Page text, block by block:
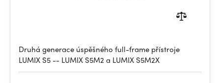
Druhá generace úspěšného full-frame přístroje
LUMIX S5 -- LUMIX S5M2 a LUMIX S5M2X